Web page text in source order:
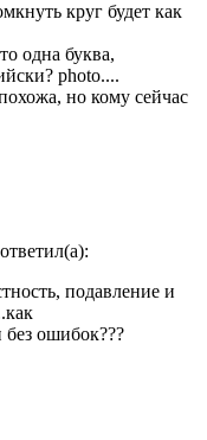
круг будет как
одна буква,
photo....
но кому сейчас
подавление и
без ошибок???